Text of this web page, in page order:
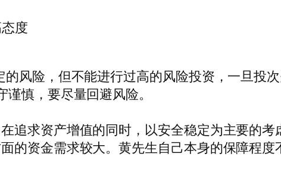
度
的风险，但不能进行过高的风险投资，一旦投
慎，要尽量回避风险。
追求资产增值的同时，以安全稳定为主要的
的资金需求较大。黄先生自己本身的保障程度